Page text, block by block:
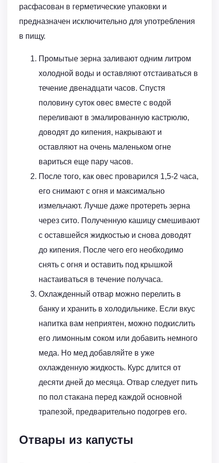
расфасован в герметические упаковки и
предназначен исключительно для употребления
в пищу.
Промытые зерна заливают одним литром
холодной воды и оставляют отстаиваться в
течение двенадцати часов. Спустя
половину суток овес вместе с водой
переливают в эмалированную кастрюлю,
доводят до кипения, накрывают и
оставляют на очень маленьком огне
вариться еще пару часов.
После того, как овес проварился 1,5-2 часа,
его снимают с огня и максимально
измельчают. Лучше даже протереть зерна
через сито. Полученную кашицу смешивают
с оставшейся жидкостью и снова доводят
до кипения. После чего его необходимо
снять с огня и оставить под крышкой
настаиваться в течение получаса.
Охлажденный отвар можно перелить в
банку и хранить в холодильнике. Если вкус
напитка вам неприятен, можно подкислить
его лимонным соком или добавить немного
меда. Но мед добавляйте в уже
охлажденную жидкость. Курс длится от
десяти дней до месяца. Отвар следует пить
по пол стакана перед каждой основной
трапезой, предварительно подогрев его.
Отвары из капусты